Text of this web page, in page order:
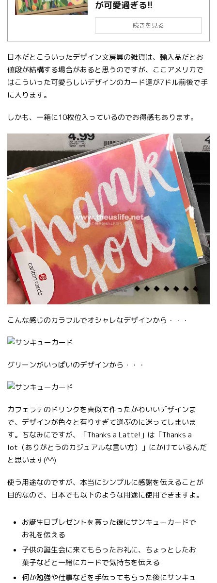
が可愛過ぎる!!
続きを見る
日本だとこういったデザイン文房具の雑貨は、輸入品だとお
値段が結構する場合があると思うのですが、ここアメリカで
はこういった可愛らしいデザインのカード達が7ドル前後で手
に入ります。
しかも、一箱に10枚位入っているのでお得感もあります。
こんな感じのカラフルでオシャレなデザインから・・・
グリーンがいっぱいのデザインから・・・
カフェラテのドリンクを真似て作ったかわいいデザインま
で、デザインが色々と有りすぎて選ぶのに迷ってしまいま
す。ちなみにですが、「Thanks a Latte!」は「Thanks a
lot（ありがとうのカジュアルな言い方）」にかけているんだ
と思います(^^)
使う用途なのですが、本当にシンプルに感謝を伝えることが
目的なので、日本でも以下のような用途に使用できますよ。
お誕生日プレゼントを貰った後にサンキューカードで
お礼を伝える
子供の誕生会に来てもらったお礼に、ちょっとしたお
菓子などと一緒にカードで気持ちを伝える
何か勉強や仕事などを手伝ってもらった後にサンキュ